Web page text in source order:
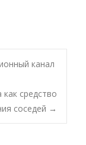
канал
средство
соседей →